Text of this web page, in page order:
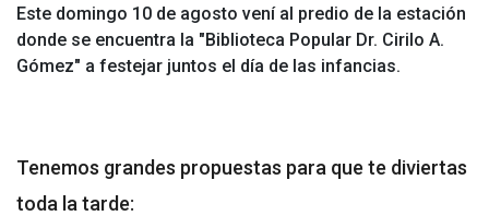
Este domingo 10 de agosto vení al predio de la estación
donde se encuentra la "Biblioteca Popular Dr. Cirilo A.
Gómez" a festejar juntos el día de las infancias.
Tenemos grandes propuestas para que te diviertas
toda la tarde: